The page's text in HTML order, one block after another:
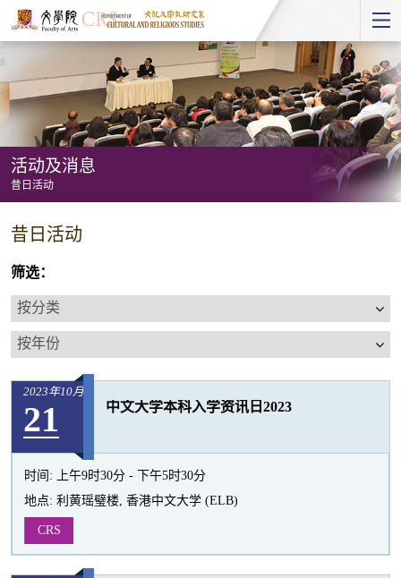
Start
main
Content
活动及消息
昔日活动
动
及
消
息
昔日活动
筛选：
按
分
类
按
年
2023年10月
21 中文大学本科入学资讯日2023
时间:
上午9时30分 - 下午5时30分
地点: 利黄瑶璧楼, 香港中文大学 (ELB)
CRS